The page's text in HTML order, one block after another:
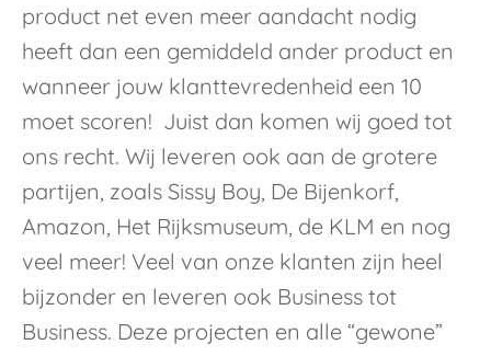
product net even meer aandacht nodig
heeft dan een gemiddeld ander product en
wanneer jouw klanttevredenheid een 10
moet scoren! Juist dan komen wij goed tot
ons recht. Wij leveren ook aan de grotere
partijen, zoals Sissy Boy, De Bijenkorf,
Amazon, Het Rijksmuseum, de KLM en nog
veel meer! Veel van onze klanten zijn heel
bijzonder en leveren ook Business tot
Business. Deze projecten en alle “gewone”